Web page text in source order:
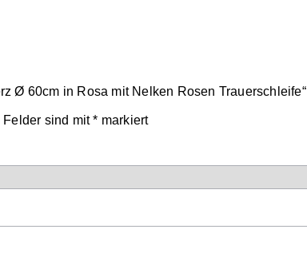
Ø 60cm in Rosa mit Nelken Rosen Trauerschleife“
Felder sind mit* markiert